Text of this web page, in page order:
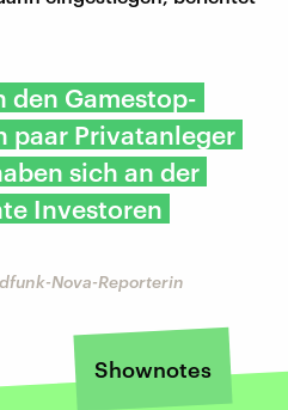
den Gamestop-
paar Privatanleger
sich an der
Investoren
Nova-Reporterin
Shownotes